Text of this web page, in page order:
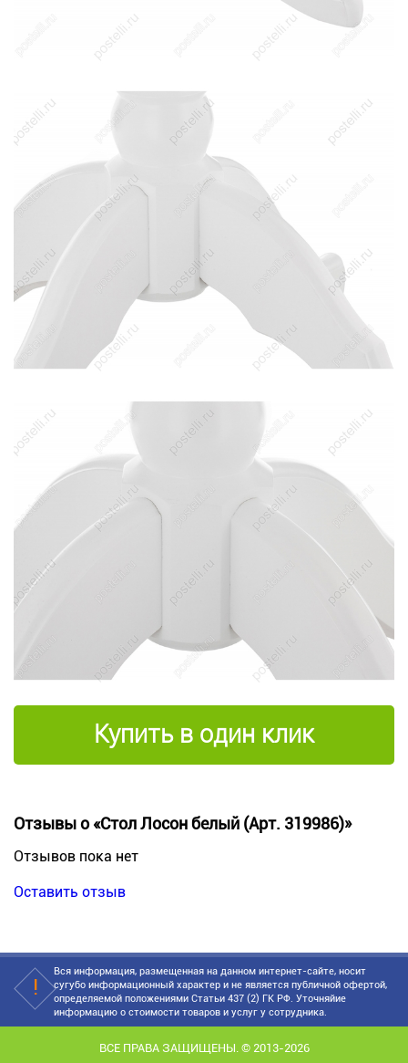
Купить в один клик
Отзывы о «Стол Лосон белый (Арт. 319986)»
Отзывов пока нет
Оставить отзыв
Вся информация, размещенная на данном интернет-сайте, носит
сугубо информационный характер и не является публичной офертой,
определяемой положениями Статьи 437 (2) ГК РФ. Уточняйие
информацию о стоимости товаров и услуг у сотрудника.
ВСЕ ПРАВА ЗАЩИЩЕНЫ. © 2013-2026